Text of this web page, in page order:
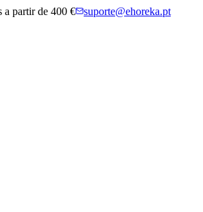
a partir de 400 € suporte@ehoreka.pt